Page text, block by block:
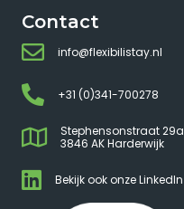
Contact
info@flexibilistay.nl
+31 (0)341-700278
Stephensonstraat 29a
3846 AK Harderwijk
Bekijk ook onze LinkedIn